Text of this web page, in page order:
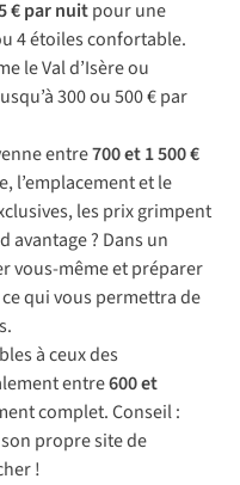
€ par nuitpour une
4 étoiles confortable.
le Val d’Isère ou
300 ou 500 € par
entre700 et 1 500 €
l’emplacement et le
les prix grimpent
avantage ? Dans un
vous-même et préparer
qui vous permettra de
à ceux des
entre600 et
complet. Conseil :
propre site de
!